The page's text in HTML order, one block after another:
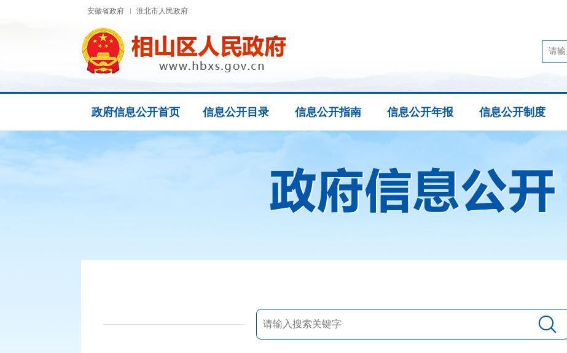
安徽省政府 淮北市人民政府
政府信息公开首页 信息公开目录 信息公开指南 信息公开年报 信息公开制度